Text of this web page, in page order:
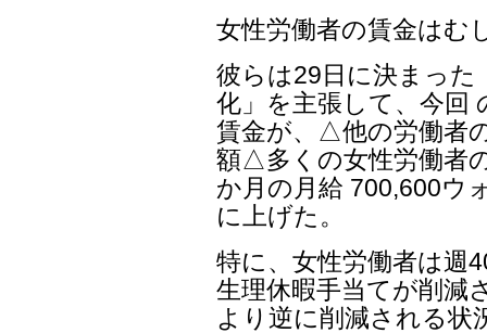
女性労働者の賃金はむ
彼らは29日に決まった
化」を主張して、今回
賃金が、△他の労働者
額△多くの女性労働者
か月の月給 700,600ウ
に上げた。
特に、女性労働者は週
生理休暇手当てが削減
より逆に削減される状